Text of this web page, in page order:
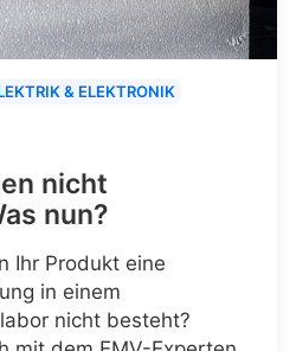
& ELEKTRONIK
nicht
nun?
Ihr Produkt eine
in einem
nicht besteht?